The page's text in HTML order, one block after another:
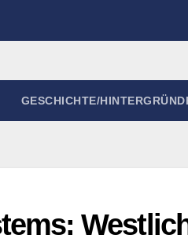
GESCHICHTE/